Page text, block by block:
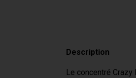
Description
Le concentré